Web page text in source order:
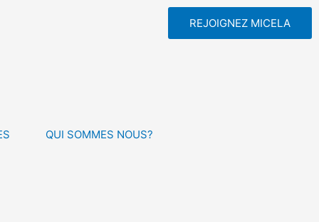
REJOIGNEZ MICELA
QUI SOMMES NOUS?